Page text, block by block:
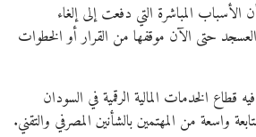
الأسباب المباشرة التي دفعت إلى إلغاء
حتى الآن موقفها من القرار أو الخطوات
قطاع الخدمات المالية الرقمية في السودان
واسعة من المهتمين بالشأنين المصرفي والتقني.